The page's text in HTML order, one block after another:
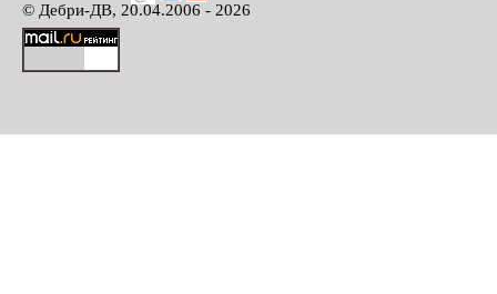
© Дебри-ДВ, 20.04.2006 - 2026